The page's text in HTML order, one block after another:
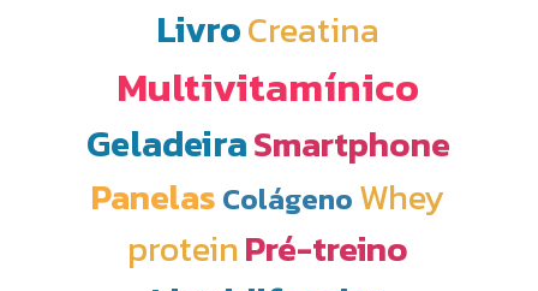
LivroCreatina
Multivitamínico
GeladeiraSmartphone
Panelas Colágeno Whey
proteinPré-treino